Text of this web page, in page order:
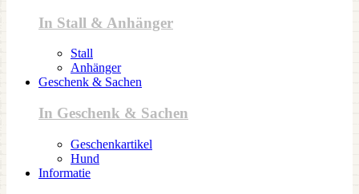
In Stall & Anhänger
Stall
Anhänger
Geschenk & Sachen
In Geschenk & Sachen
Geschenkartikel
Hund
Informatie